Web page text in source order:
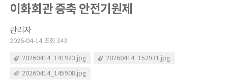
이화회관 증축 안전기원제
관리자
2026-04-14 조회 343
20260414_141923.jpg 20260414_152931.jpg
20260414_145908.jpg